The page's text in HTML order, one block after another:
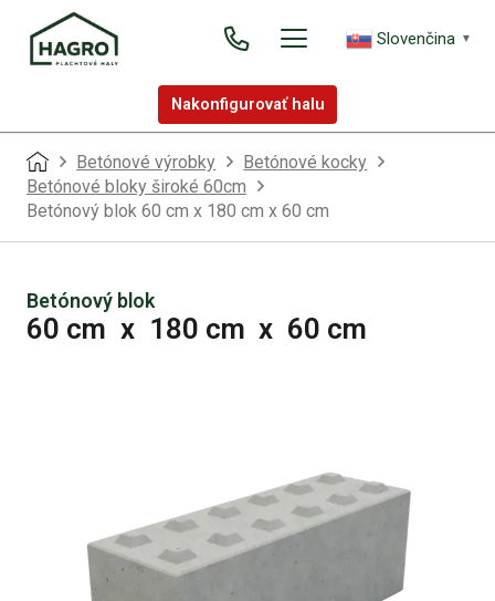
Slovenčina ▼
Nakonfigurovať halu
Betónové výrobky
Betónové kocky
Betónové bloky široké 60cm
Betónový blok 60 cm x 180 cm x 60 cm
Betónový blok
60 cm x 180 cm x 60 cm